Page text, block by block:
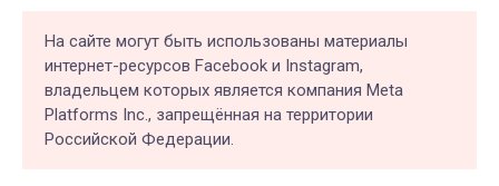
На сайте могут быть использованы материалы
интернет-ресурсов Facebook и Instagram,
владельцем которых является компания Meta
Platforms Inc., запрещённая на территории
Российской Федерации.